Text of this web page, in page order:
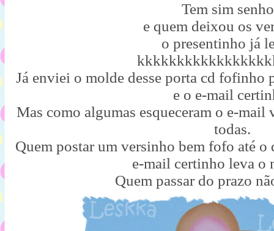
Tem sim
e quem deixou os
o presentinho já
Já enviei o molde desse porta cd fofinho
e o e-mail
Mas como algumas esqueceram o e-mail
todas.
Quem postar um versinho bem fofo até
e-mail certinho leva o
Quem passar do prazo